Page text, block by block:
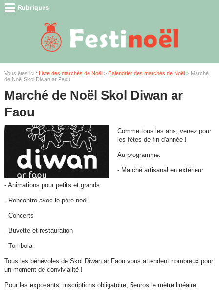
Vous êtes ici : Liste des marchés de Noël> Calendrier des marchés de Noël> Marché
de Noël Skol Diwan ar Faou
Marché de Noël Skol Diwan ar
Faou
Comme tous les ans, venez pour
les fêtes de fin d'année !
Au programme:
- Marché artisanal en extérieur
- Animations pour petits et grands
- Rencontre avec le père-noël
- Concerts
- Buvette et restauration
- Tombola
Tous les bénévoles de Skol Diwan ar Faou vous attendent nombreux pour
un moment de convivialité !
Pour les exposants: inscriptions obligatoire, 5euros le mètre linéaire,